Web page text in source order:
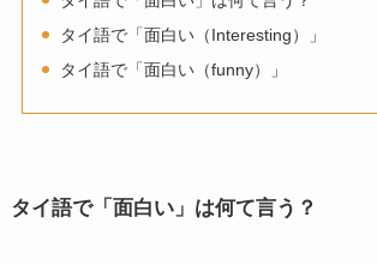
タイ語で「面白い（Interesting）」
タイ語で「面白い（funny）」
タイ語で「面白い」は何て言う？